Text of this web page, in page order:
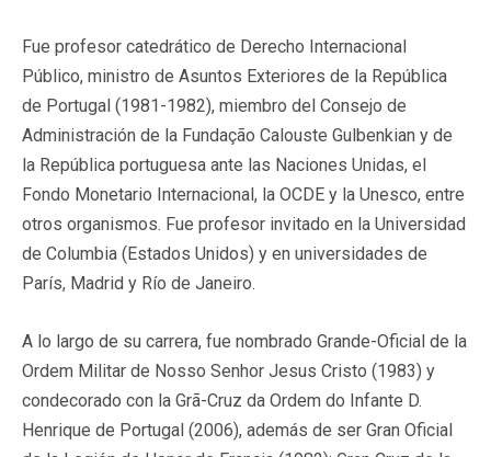
Fue profesor catedrático de Derecho Internacional
Público, ministro de Asuntos Exteriores de la República
de Portugal (1981-1982), miembro del Consejo de
Administración de la Fundação Calouste Gulbenkian y de
la República portuguesa ante las Naciones Unidas, el
Fondo Monetario Internacional, la OCDE y la Unesco, entre
otros organismos. Fue profesor invitado en la Universidad
de Columbia (Estados Unidos) y en universidades de
París, Madrid y Río de Janeiro.
A lo largo de su carrera, fue nombrado Grande-Oficial de la
Ordem Militar de Nosso Senhor Jesus Cristo (1983) y
condecorado con la Grã-Cruz da Ordem do Infante D.
Henrique de Portugal (2006), además de ser Gran Oficial